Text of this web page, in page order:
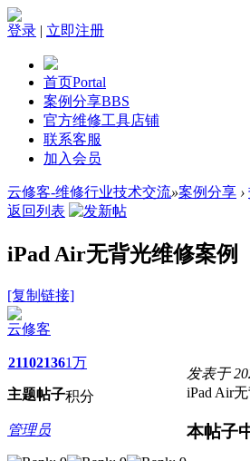
登录 | 立即注册
首页Portal
案例分享BBS
官方维修工具店铺
联系客服
加入会员
云修客-维修行业技术交流»案例分享 ›
返回列表
iPad Air无背光维修案例
[复制链接]
云修客
2110
主题
2136
帖子
1万
积分
管理员
发表于
iPad Air
本帖子